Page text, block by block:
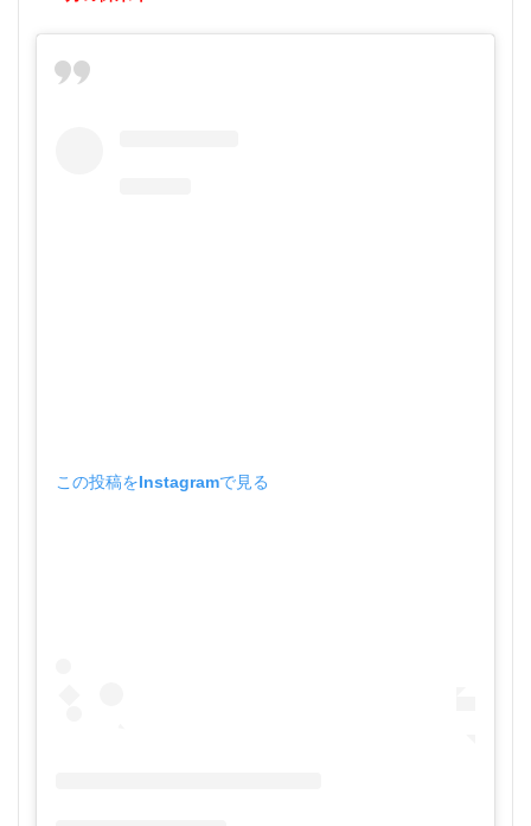
この投稿をInstagramで見る